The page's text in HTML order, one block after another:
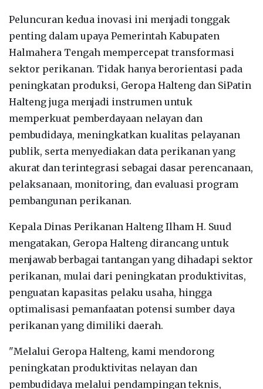
Peluncuran kedua inovasi ini menjadi tonggak
penting dalam upaya Pemerintah Kabupaten
Halmahera Tengah mempercepat transformasi
sektor perikanan. Tidak hanya berorientasi pada
peningkatan produksi, Geropa Halteng dan SiPatin
Halteng juga menjadi instrumen untuk
memperkuat pemberdayaan nelayan dan
pembudidaya, meningkatkan kualitas pelayanan
publik, serta menyediakan data perikanan yang
akurat dan terintegrasi sebagai dasar perencanaan,
pelaksanaan, monitoring, dan evaluasi program
pembangunan perikanan.
Kepala Dinas Perikanan Halteng Ilham H. Suud
mengatakan, Geropa Halteng dirancang untuk
menjawab berbagai tantangan yang dihadapi sektor
perikanan, mulai dari peningkatan produktivitas,
penguatan kapasitas pelaku usaha, hingga
optimalisasi pemanfaatan potensi sumber daya
perikanan yang dimiliki daerah.
"Melalui Geropa Halteng, kami mendorong
peningkatan produktivitas nelayan dan
pembudidaya melalui pendampingan teknis,